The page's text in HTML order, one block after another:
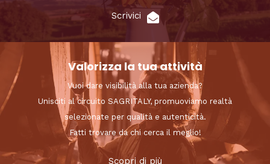
Scrivici
Valorizza la tua attività
Vuoi dare visibilità alla tua azienda?
Unisciti al circuito SAGRITALY, promuoviamo realtà
selezionate per qualità e autenticità.
Fatti trovare da chi cerca il meglio!
Scopri di più